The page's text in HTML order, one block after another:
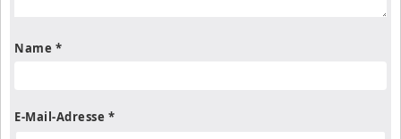
Name *
E-Mail-Adresse *